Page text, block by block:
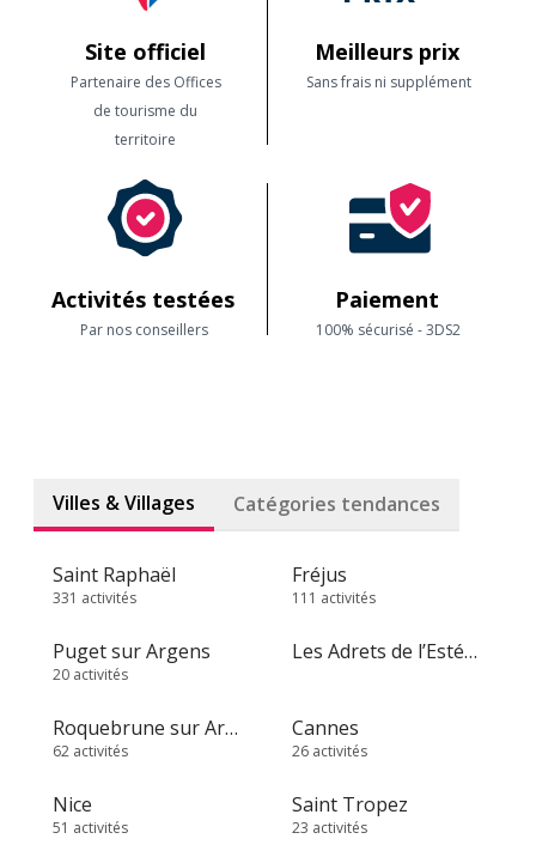
Site officiel
Partenaire des Offices
de tourisme du
territoire
Meilleurs prix
Sans frais ni supplément
Activités testées
Par nos conseillers
Paiement
100% sécurisé - 3DS2
Villes & Villages Catégories tendances
Saint Raphaël
331 activités
Fréjus
111 activités
Puget sur Argens
20 activités
Les Adrets de l’Estérel
Roquebrune sur Argens
62 activités
Cannes
26 activités
Nice
51 activités
Saint Tropez
23 activités